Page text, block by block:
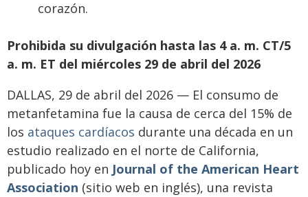
corazón.
Prohibida su divulgación hasta las 4 a. m. CT/5
a. m. ET del miércoles 29 de abril del 2026
DALLAS, 29 de abril del 2026 — El consumo de
metanfetamina fue la causa de cerca del 15% de
los ataques cardíacos durante una década en un
estudio realizado en el norte de California,
publicado hoy en Journal of the American Heart
Association (sitio web en inglés), una revista